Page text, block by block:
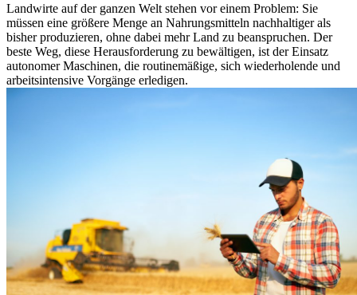
Landwirte auf der ganzen Welt stehen vor einem Problem: Sie
müssen eine größere Menge an Nahrungsmitteln nachhaltiger als
bisher produzieren, ohne dabei mehr Land zu beanspruchen. Der
beste Weg, diese Herausforderung zu bewältigen, ist der Einsatz
autonomer Maschinen, die routinemäßige, sich wiederholende und
arbeitsintensive Vorgänge erledigen.